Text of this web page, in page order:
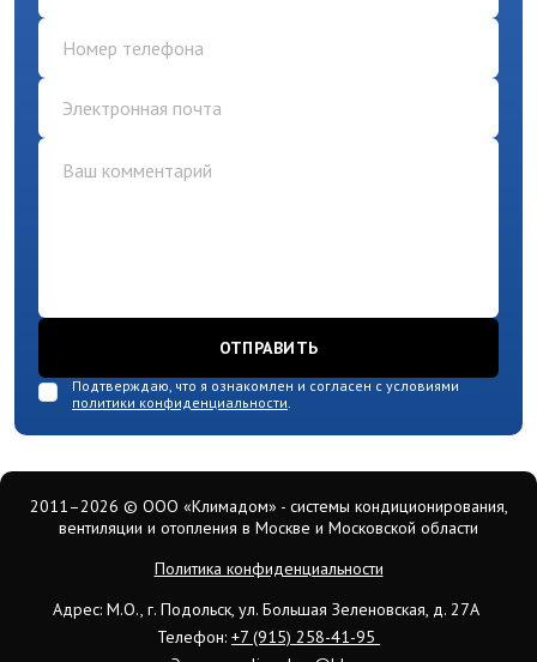
phone
email
comment
ОТПРАВИТЬ
Подтверждаю, что я ознакомлен и согласен с условиями
политики конфиденциальности.
2011–2026 © ООО «Климадом» - системы кондиционирования,
вентиляции и отопления в Москве и Московской области
Политика конфиденциальности
Адрес: М.О., г. Подольск, ул. Большая Зеленовская, д. 27А
Телефон: +7 (915) 258-41-95